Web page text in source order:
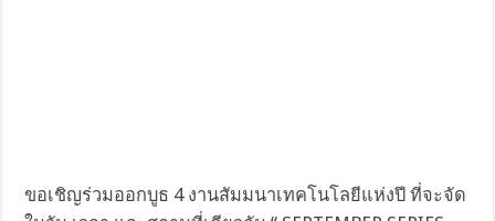
ขอเชิญร่วมออกบูธ 4 งานสัมมนาเทคโนโลยีแห่งปี ที่จะจัด